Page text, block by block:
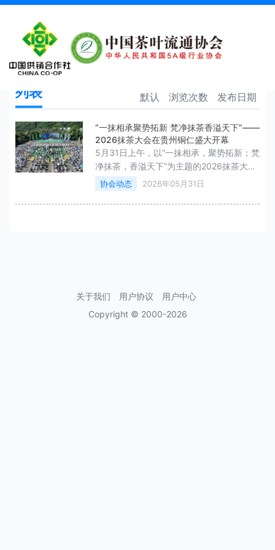
开幕 首页
列表 默认 浏览次数 发布日期
“一抹相承聚势拓新 梵净抹茶香溢天下”——
2026抹茶大会在贵州铜仁盛大开幕
5月31日上午，以“一抹相承，聚势拓新；梵
净抹茶，香溢天下”为主题的2026抹茶大会
在贵州省铜仁市江口县梵净抹茶小镇举行。
800余位嘉宾齐聚铜仁群贤毕至 共话未来
贵州省人民政府副省长郭成林，中国茶叶流
协会动态 2026年05月31日
关于我们 用户协议
用户中心
Copyright © 2000-2026